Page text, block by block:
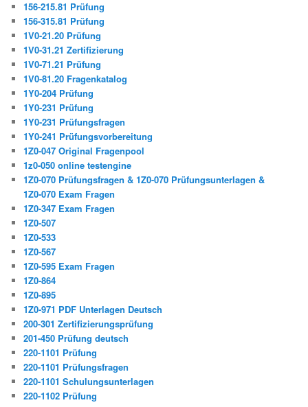
156-215.81 Prüfung
156-315.81 Prüfung
1V0-21.20 Prüfung
1V0-31.21 Zertifizierung
1V0-71.21 Prüfung
1V0-81.20 Fragenkatalog
1Y0-204 Prüfung
1Y0-231 Prüfung
1Y0-231 Prüfungsfragen
1Y0-241 Prüfungsvorbereitung
1Z0-047 Original Fragenpool
1z0-050 online testengine
1Z0-070 Prüfungsfragen & 1Z0-070 Prüfungsunterlagen &
1Z0-070 Exam Fragen
1Z0-347 Exam Fragen
1Z0-507
1Z0-533
1Z0-567
1Z0-595 Exam Fragen
1Z0-864
1Z0-895
1Z0-971 PDF Unterlagen Deutsch
200-301 Zertifizierungsprüfung
201-450 Prüfung deutsch
220-1101 Prüfung
220-1101 Prüfungsfragen
220-1101 Schulungsunterlagen
220-1102 Prüfung